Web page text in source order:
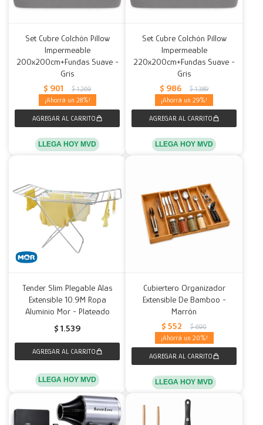
Set Cubre Colchón Pillow
Impermeable
200x200cm+Fundas Suave -
Gris
$ 901 $ 1.269
28
LLEGA HOY MVD
Set Cubre Colchón Pillow
Impermeable
220x200cm+Fundas Suave -
Gris
$ 986 $ 1.389
29
LLEGA HOY MVD
Tender Slim Plegable Alas
Extensible 10.9M Ropa
Aluminio Mor - Plateado
$ 1.539
LLEGA HOY MVD
Cubiertero Organizador
Extensible De Bamboo -
Marrón
$ 552 $ 690
20
LLEGA HOY MVD